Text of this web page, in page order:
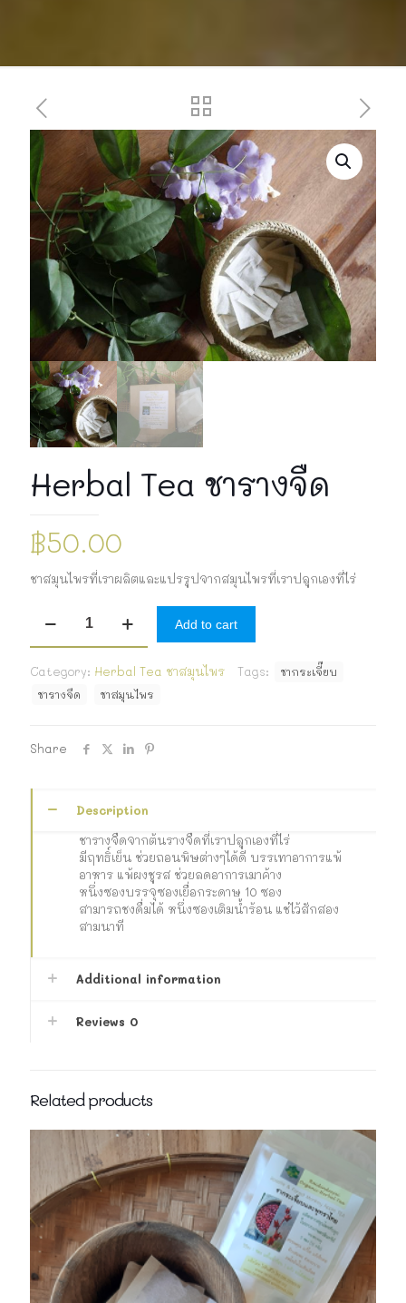
Herbal Tea ชารางจืด
฿50.00
ชาสมุนไพรที่เราผลิตและแปรรูปจากสมุนไพรที่เราปลูกเองที่ไร่
Tea
ชา
quantity
Add to cart
Category: Herbal Tea ชาสมุนไพร Tags:
ชากระเจี๊ยบ
ชารางจืด
ชาสมุนไพร
Share
Description
ชารางจืดจากต้นรางจืดที่เราปลูกเองที่ไร่
มีฤทธิ์เย็น ช่วยถอนพิษต่างๆได้ดี บรรเทาอาการแพ้
อาหาร แพ้ผงชูรส ช่วยลดอาการเมาค้าง
หนึ่งซองบรรจุซองเยื่อกระดาษ 10 ซอง
สามารถชงดื่มได้ หนึ่งซองเติมน้ำร้อน แช่ไว้สักสอง
สามนาที
Additional information
Reviews 0
Related products